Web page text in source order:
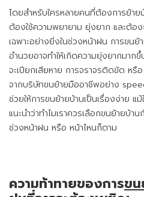
โดยสำหรับใครหลายคนที่ต้องการย้าย
ต้องใช้ความพยายาม ยุ่งยาก และต้อ
เฉพาะอย่างยิ่งในช่วงหน้าฝน การขนย้
อำนวยอาจทำให้เกิดความยุ่งยากมาก
จะเปียกเสียหาย การจราจรติดขัด หรื
จากบริษัทขนย้ายมืออาชีพอย่าง
ช่วยให้การขนย้ายบ้านเป็นเรื่องง่าย แ
แนะนำว่าทำไมเราควรเลือกขนย้ายบ้า
ช่วงหน้าฝน หรือ หน้าไหนก็ตาม
ความท้าทายของการข